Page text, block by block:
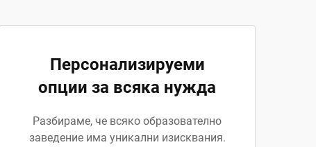
Персонализируеми
опции за всяка нужда
Разбираме, че всяко образователно
заведение има уникални изисквания.